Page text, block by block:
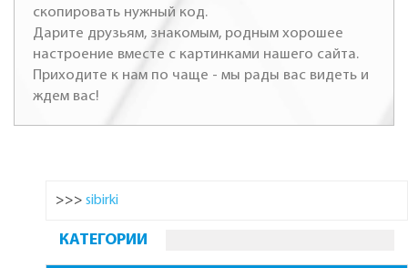
скопировать нужный код.
Дарите друзьям, знакомым, родным хорошее
настроение вместе с картинками нашего сайта.
Приходите к нам по чаще - мы рады вас видеть и
ждем вас!
>>> sibirki
КАТЕГОРИИ